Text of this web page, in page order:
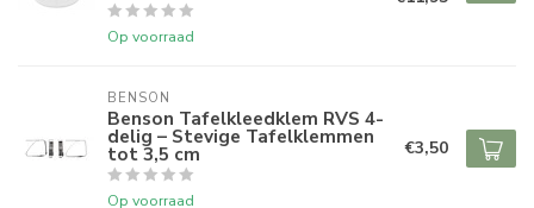
Op voorraad
BENSON
Benson Tafelkleedklem RVS 4-
delig – Stevige Tafelklemmen
tot 3,5 cm
Op voorraad
€3,50